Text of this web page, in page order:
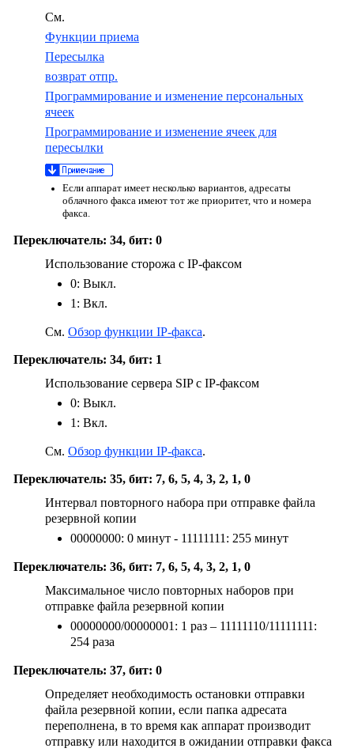
См.
Функции приема
Пересылка
возврат отпр.
Программирование и изменение персональных
ячеек
Программирование и изменение ячеек для
пересылки
Если аппарат имеет несколько вариантов, адресаты
облачного факса имеют тот же приоритет, что и номера
факса.
Переключатель: 34, бит: 0
Использование сторожа с IP-факсом
0: Выкл.
1: Вкл.
См. Обзор функции IP-факса.
Переключатель: 34, бит: 1
Использование сервера SIP с IP-факсом
0: Выкл.
1: Вкл.
См. Обзор функции IP-факса.
Переключатель: 35, бит: 7, 6, 5, 4, 3, 2, 1, 0
Интервал повторного набора при отправке файла
резервной копии
00000000: 0 минут - 11111111: 255 минут
Переключатель: 36, бит: 7, 6, 5, 4, 3, 2, 1, 0
Максимальное число повторных наборов при
отправке файла резервной копии
00000000/00000001: 1 раз – 11111110/11111111:
254 раза
Переключатель: 37, бит: 0
Определяет необходимость остановки отправки
файла резервной копии, если папка адресата
переполнена, в то время как аппарат производит
отправку или находится в ожидании отправки факса